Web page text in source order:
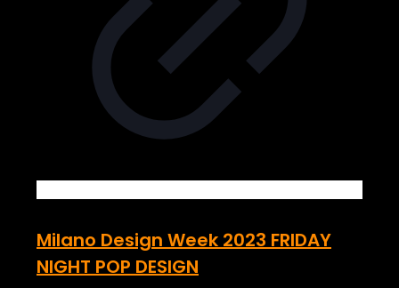
Milano Design Week 2023 FRIDAY
NIGHT POP DESIGN